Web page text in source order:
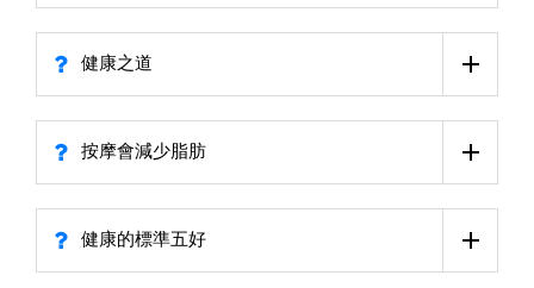
健康之道
按摩會減少脂肪
健康的標準五好